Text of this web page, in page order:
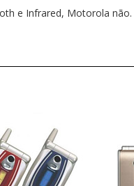
e Infrared, Motorola não.